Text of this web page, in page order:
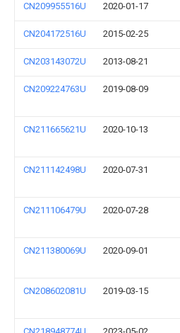
CN209955516U 2020-01-17
CN204172516U 2015-02-25
CN203143072U 2013-08-21
CN209224763U 2019-08-09
CN211665621U 2020-10-13
CN211142498U 2020-07-31
CN211106479U 2020-07-28
CN211380069U 2020-09-01
CN208602081U 2019-03-15